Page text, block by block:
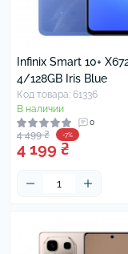
Infinix Smart 10+
4/128GB Iris Blue
Код товара: 61336
В наличии
0
4 499 ₴ -7%
4 199 ₴